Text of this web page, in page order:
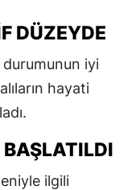
DÜZEYDE
durumunun iyi
hayati
BAŞLATILDI
ilgili